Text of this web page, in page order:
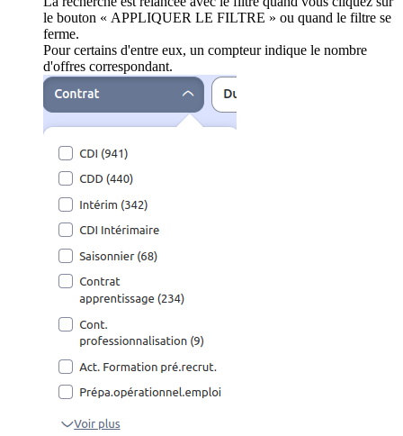
le bouton « APPLIQUER LE FILTRE » ou quand le filtre se
ferme.
Pour certains d'entre eux, un compteur indique le nombre
d'offres correspondant.